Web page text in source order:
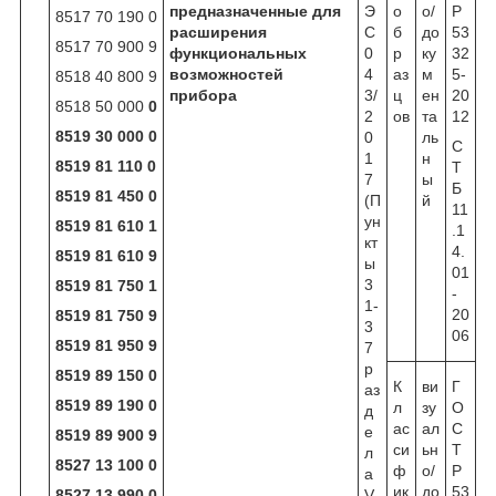
8517 70 190 0
8517 70 900 9
8518 40 800 9
8518 50 000 0
8519 30 000 0
8519 81 110 0
8519 81 450 0
8519 81 610 1
8519 81 610 9
8519 81 750 1
8519 81 750 9
8519 81 950 9
8519 89 150 0
8519 89 190 0
8519 89 900 9
8527 13 100 0
предназначенные для
расширения
функциональных
возможностей
прибора
Э
С
0
4
3/
2
0
1
7
(П
ун
кт
ы
3
1-
3
7
р
аз
д
е
л
а
о
б
р
аз
ц
ов
о/
до
ку
м
ен
та
ль
н
ы
й
Р
53
32
5-
20
12
С
Т
Б
11
.1
4.
01
-
20
06
К
л
ас
си
ф
ик
ви
зу
ал
ьн
о/
до
Г
О
С
Т
Р
53